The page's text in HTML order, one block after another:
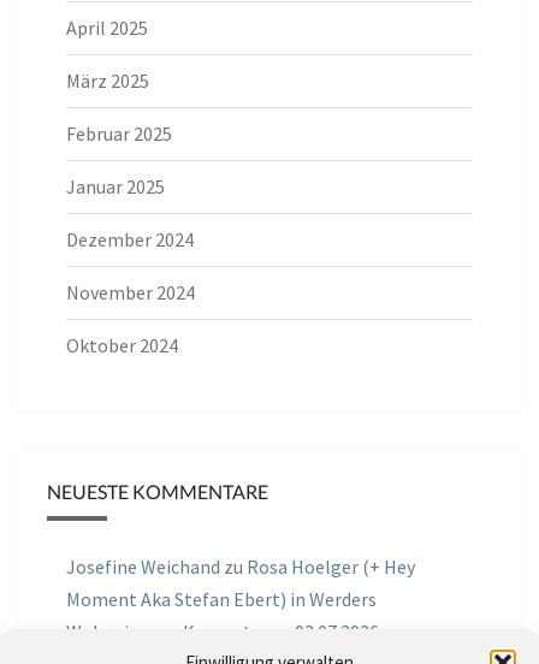
April 2025
März 2025
Februar 2025
Januar 2025
Dezember 2024
November 2024
Oktober 2024
NEUESTE KOMMENTARE
Josefine Weichand zu Rosa Hoelger (+ Hey
Moment Aka Stefan Ebert) in Werders
Wohnzimmer Konzerte am 03.07.2026